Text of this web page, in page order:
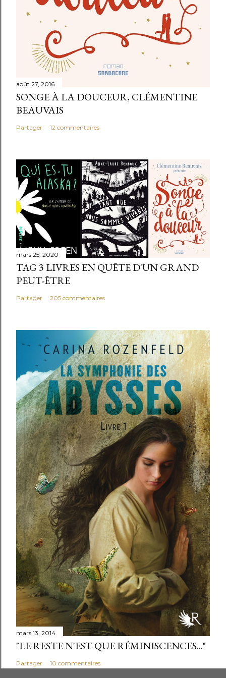
août 27, 2016
SONGE À LA DOUCEUR, CLÉMENTINE
BEAUVAIS
Partager 12 commentaires
mars 25, 2020
TAG 3 LIVRES EN QUÊTE D'UN GRAND
PEUT-ÊTRE
Partager 205 commentaires
mars 13, 2014
"LE RESTE N'EST QUE RÉMINISCENCES..."
Partager 10 commentaires